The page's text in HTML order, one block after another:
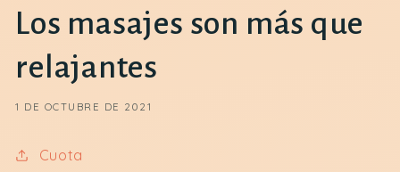
Los masajes son más que
relajantes
1 DE OCTUBRE DE 2021
Cuota